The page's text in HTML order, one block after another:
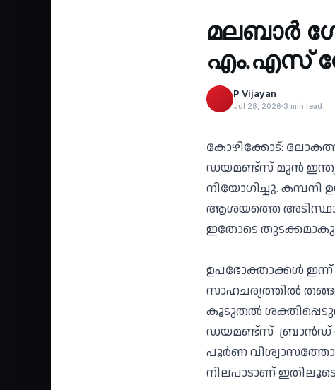
‹
മലബാര്‍
എം.എസ്
P Vijayan
Jul 28, 2026 3 min read
കോഴിക്കോട്:
ഡയമണ്ട്‌സ് മുന്‍
നിയോഗിച്ചു. കമ്പനി
ആശയത്തെ
ഇതോടെ
ഉപഭോക്താക്കള്‍
സാഹചര്യത്തില്‍
കൂടുതല്‍
ഡയമണ്ട്‌സ് ബ്രാന്‍ഡ്
പൂര്‍ണ
നിലപാടാണ് ഇതിലൂടെ